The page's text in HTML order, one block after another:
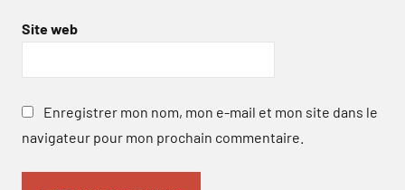
Site web
Enregistrer mon nom, mon e-mail et mon site dans le
navigateur pour mon prochain commentaire.